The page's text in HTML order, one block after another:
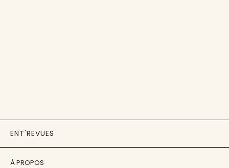
ENT'REVUES
À PROPOS